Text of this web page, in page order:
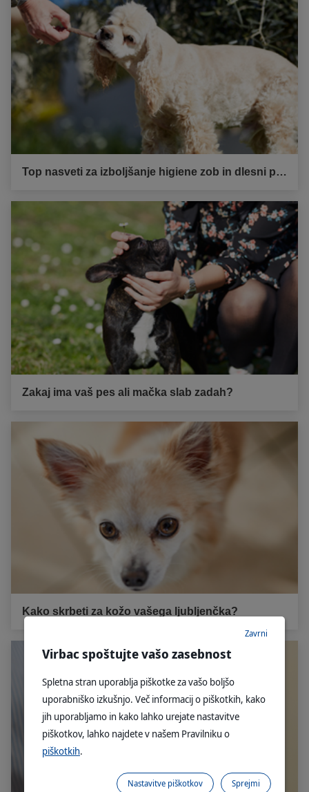
Top nasveti za izboljšanje higiene zob in dlesni pri vašemu psu
Zakaj ima vaš pes ali mačka slab zadah?
Kako skrbeti za kožo vašega ljubljenčka?
Virbac spoštujte vašo zasebnost
Spletna stran uporablja piškotke za vašo boljšo
uporabniško izkušnjo. Več informacij o piškotkih, kako
jih uporabljamo in kako lahko urejate nastavitve
piškotkov, lahko najdete v našem Pravilniku o
piškotkih.
Zavrni
Sprejmi
Nastavitve piškotkov